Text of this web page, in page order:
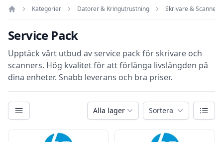
Hem
Kategorier Datorer & Kringutrustning Skrivare & Scanners
Service Pack
Upptäck vårt utbud av service pack för skrivare och
scanners. Hög kvalitet för att förlänga livslängden på
dina enheter. Snabb leverans och bra priser.
Kategorier Alla lager Sortera Växla
Filter
Produkter